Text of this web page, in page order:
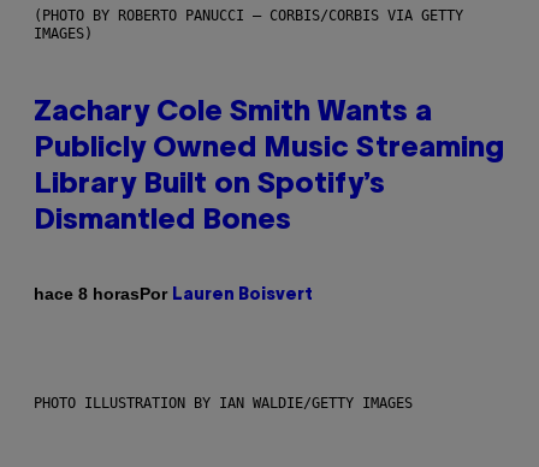
(PHOTO BY ROBERTO PANUCCI – CORBIS/CORBIS VIA GETTY
IMAGES)
Zachary Cole Smith Wants a
Publicly Owned Music Streaming
Library Built on Spotify’s
Dismantled Bones
hace 8 horasPor Lauren Boisvert
PHOTO ILLUSTRATION BY IAN WALDIE/GETTY IMAGES